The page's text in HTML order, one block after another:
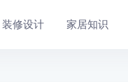
装修设计 家居知识